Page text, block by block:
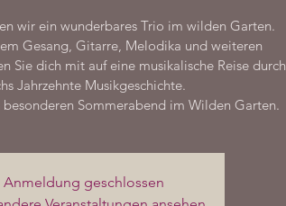
wir ein wunderbares Trio im wilden Garten.
Gesang, Gitarre, Melodika und weiteren
Sie dich mit auf eine musikalische Reise durch
Jahrzehnte Musikgeschichte.
besonderen Sommerabend im Wilden Garten.
Anmeldung geschlossen